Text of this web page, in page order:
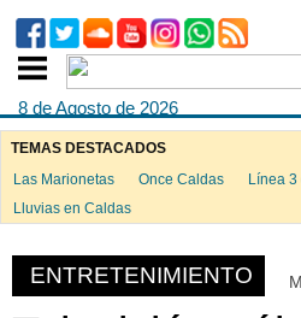
8 de Agosto de 2026
TEMAS DESTACADOS
Las Marionetas
Once Caldas Línea
Lluvias en Caldas
ENTRETENIMIENTO